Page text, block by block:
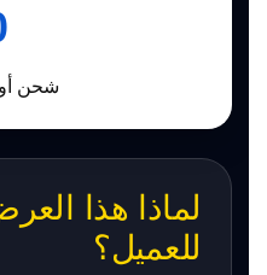
شحن
لماذا هذا
للعميل؟